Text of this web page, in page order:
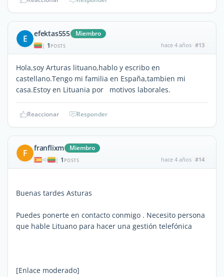
E efektas555 Miembro
| 1 POSTS hace 4 años #13
Hola,soy Arturas lituano,hablo y escribo en
castellano.Tengo mi familia en España,tambien mi
casa.Estoy en Lituania por motivos laborales.
Reaccionar Responder
F franflixm Miembro
| 1 POSTS hace 4 años #14
Buenas tardes Asturas
Puedes ponerte en contacto conmigo . Necesito persona
que hable Lituano para hacer una gestión telefónica
[Enlace moderado]